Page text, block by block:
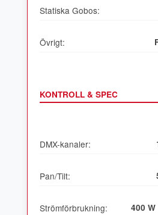
Statiska Gobos:
Övrigt:
KONTROLL & SPEC
DMX-kanaler:
Pan/Tilt:
Strömförbrukning: 400